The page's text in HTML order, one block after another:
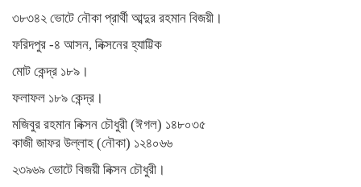
৩৮৩৪২ ভোটে নৌকা প্রার্থী আব্দুর রহমান বিজয়ী।
ফরিদপুর -৪ আসন, নিক্সনের হ্যাট্টিক
মোট কেন্দ্র ১৮৯।
ফলাফল ১৮৯ কেন্দ্র।
মজিবুর রহমান নিক্সন চৌধুরী (ঈগল) ১৪৮০৩৫
কাজী জাফর উল্লাহ (নৌকা) ১২৪০৬৬
২৩৯৬৯ ভোটে বিজয়ী নিক্সন চৌধুরী।